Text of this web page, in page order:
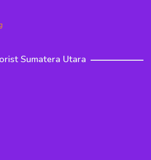
Sumatera Utara